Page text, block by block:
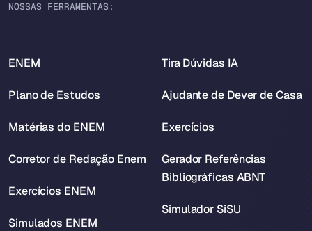
NOSSAS FERRAMENTAS:
ENEM
Plano de Estudos
Matérias do ENEM
Corretor de Redação Enem
Exercícios ENEM
Simulados ENEM
Tira Dúvidas IA
Ajudante de Dever de Casa
Exercícios
Gerador Referências
Bibliográficas ABNT
Simulador SiSU